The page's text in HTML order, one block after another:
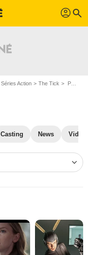
profil search
Séries Action The Tick Photos The Tick
Casting News